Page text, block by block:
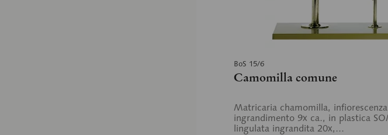
BoS 15/6
Camomilla comune
Matricaria chamomilla,
ingrandimento 9x ca., in plastica
lingulata ingrandita 20x,...